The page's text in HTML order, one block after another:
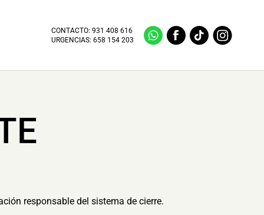
CONTACTO:931 408 616
URGENCIAS:658 154 203
responsable del sistema de cierre.